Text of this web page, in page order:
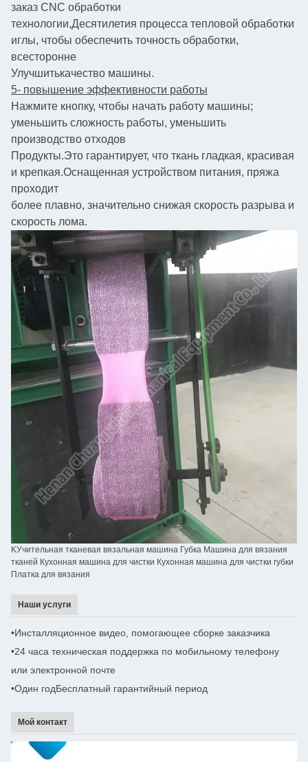
заказ CNC обработки
технологии,Десятилетия процесса тепловой обработки
иглы, чтобы обеспечить точность обработки,
всесторонне
Улучшитькачество машины.
5- повышение эффективности работы
Нажмите кнопку, чтобы начать работу машины;
уменьшить сложность работы, уменьшить
производство отходов
Продукты.Это гарантирует, что ткань гладкая, красивая
и крепкая.Оснащенная устройством питания, пряжа
проходит
более плавно, значительно снижая скорость разрыва и
скорость лома.
KУчительная тканевая вязальная машина Губка Машина для вязания
тканей Кухонная машина для чистки Кухонная машина для чистки губки
Платка для вязания
Наши услуги
•Инсталляционное видео, помогающее сборке заказчика
•24 часа техническая поддержка по мобильному телефону
или электронной почте
•Один годБесплатный гарантийный период
Мой контакт